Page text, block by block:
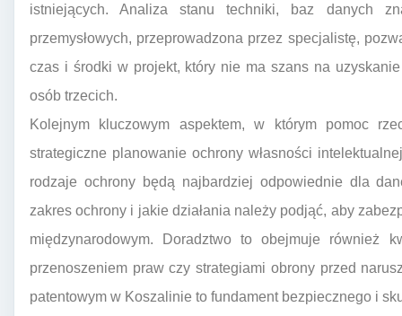
istniejących. Analiza stanu techniki, baz danych
przemysłowych, przeprowadzona przez specjalistę,
czas i środki w projekt, który nie ma szans na
osób trzecich.
Kolejnym kluczowym aspektem, w którym pomoc
strategiczne planowanie ochrony własności
rodzaje ochrony będą najbardziej odpowiednie dla
zakres ochrony i jakie działania należy podjąć, aby
międzynarodowym. Doradztwo to obejmuje również
przenoszeniem praw czy strategiami obrony przed
patentowym w Koszalinie to fundament bezpiecznego i